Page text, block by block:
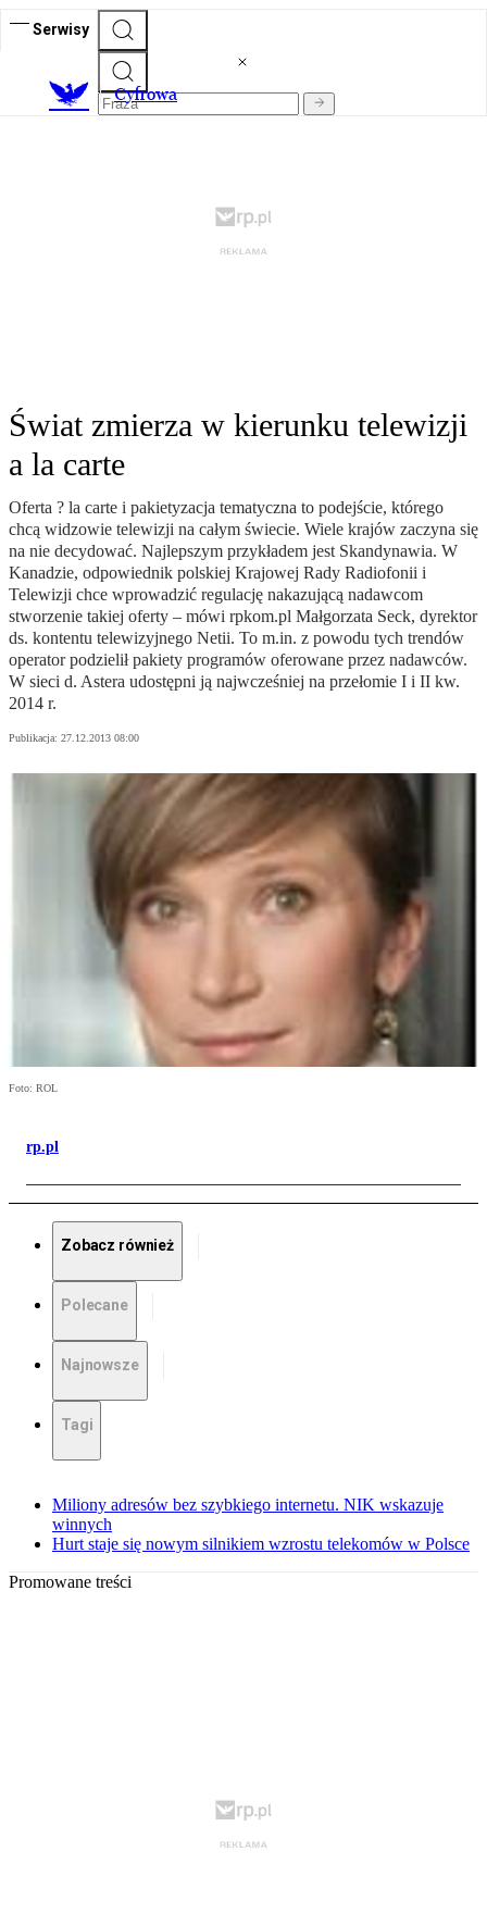
Serwisy
Cyfrowa
Świat zmierza w kierunku telewizji
a la carte
Oferta ? la carte i pakietyzacja tematyczna to podejście, którego
chcą widzowie telewizji na całym świecie. Wiele krajów zaczyna się
na nie decydować. Najlepszym przykładem jest Skandynawia. W
Kanadzie, odpowiednik polskiej Krajowej Rady Radiofonii i
Telewizji chce wprowadzić regulację nakazującą nadawcom
stworzenie takiej oferty – mówi rpkom.pl Małgorzata Seck, dyrektor
ds. kontentu telewizyjnego Netii. To m.in. z powodu tych trendów
operator podzielił pakiety programów oferowane przez nadawców.
W sieci d. Astera udostępni ją najwcześniej na przełomie I i II kw.
2014 r.
Publikacja: 27.12.2013 08:00
Foto: ROL
rp.pl
Zobacz również
Polecane
Najnowsze
Tagi
Miliony adresów bez szybkiego internetu. NIK wskazuje
winnych
Hurt staje się nowym silnikiem wzrostu telekomów w Polsce
Promowane treści